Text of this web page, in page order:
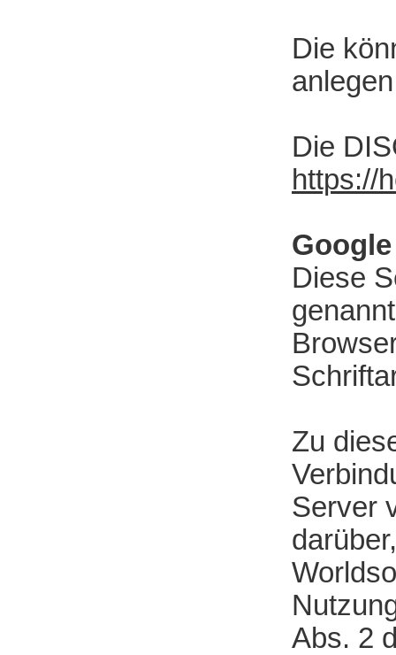
Die
Die
https://
Diese
Zu
Server
Abs. 2